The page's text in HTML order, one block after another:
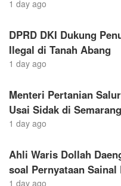
1 day ago
DPRD DKI Dukung
Ilegal di Tanah Abang
1 day ago
Menteri Pertanian
Usai Sidak di Semarang
1 day ago
Ahli Waris Dollah
soal Pernyataan
1 day ago